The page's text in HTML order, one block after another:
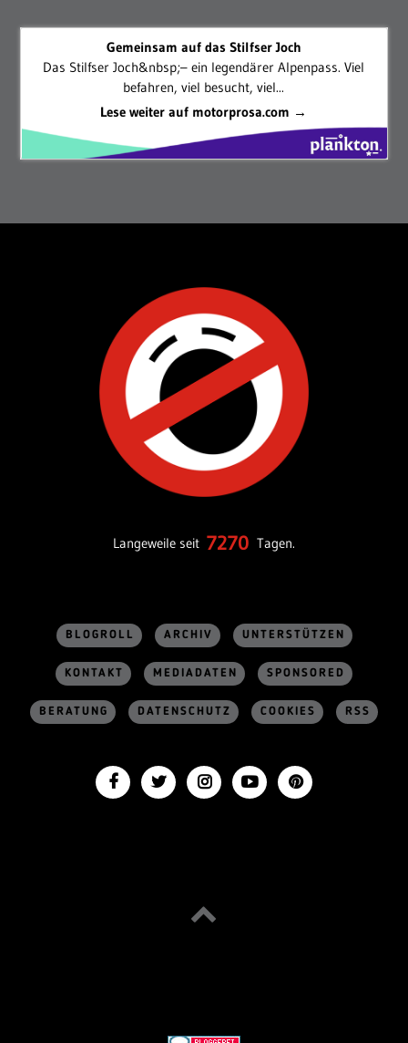
Gemeinsam auf das Stilfser Joch
Das Stilfser Joch&nbsp;– ein legendärer Alpenpass. Viel
befahren, viel besucht, viel...
Lese weiter auf motorprosa.com →
Langeweile seit 7270 Tagen.
BLOGROLL ARCHIV UNTERSTÜTZEN
KONTAKT MEDIADATEN SPONSORED
BERATUNG DATENSCHUTZ COOKIES RSS